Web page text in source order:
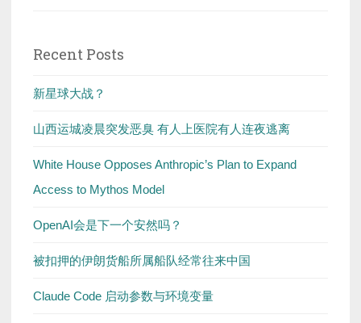
Recent Posts
新星球大战？
山西运城凌晨突发恶臭 有人上医院有人连夜逃离
White House Opposes Anthropic’s Plan to Expand
Access to Mythos Model
OpenAI会是下一个安然吗？
被扣押的伊朗货船所属船队经常往来中国
Claude Code 启动参数与环境变量